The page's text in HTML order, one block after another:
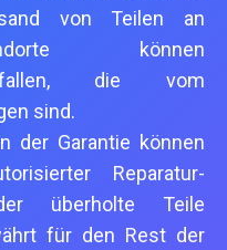
von Teilen an
können
die vom
sind.
der Garantie können
Reparatur-
überholte Teile
für den Rest der